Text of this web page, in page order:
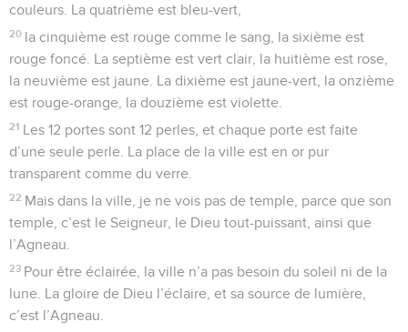
couleurs. La quatrième est bleu-vert,
20 la cinquième est rouge comme le sang, la sixième est
rouge foncé. La septième est vert clair, la huitième est rose,
la neuvième est jaune. La dixième est jaune-vert, la onzième
est rouge-orange, la douzième est violette.
21 Les 12 portes sont 12 perles, et chaque porte est faite
d’une seule perle. La place de la ville est en or pur
transparent comme du verre.
22 Mais dans la ville, je ne vois pas de temple, parce que son
temple, c’est le Seigneur, le Dieu tout-puissant, ainsi que
l’Agneau.
23 Pour être éclairée, la ville n’a pas besoin du soleil ni de la
lune. La gloire de Dieu l’éclaire, et sa source de lumière,
c’est l’Agneau.